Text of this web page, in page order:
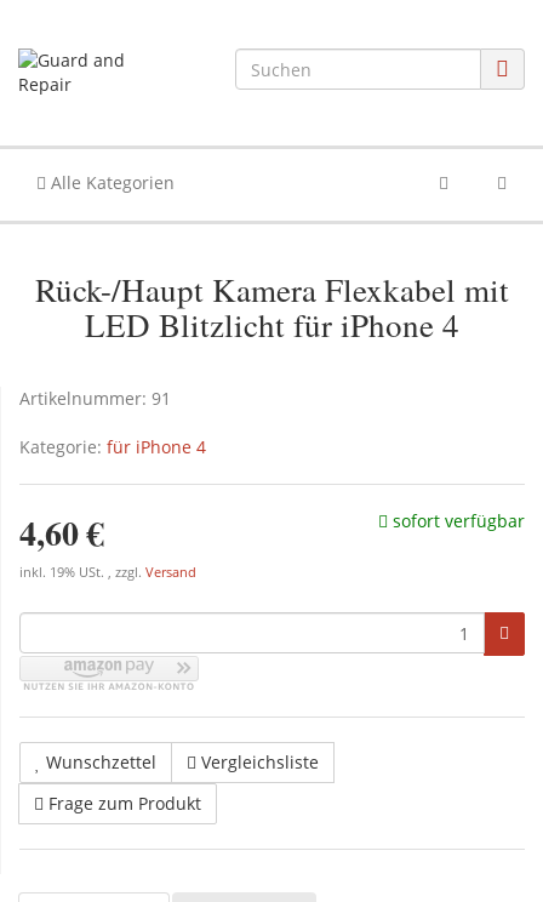
Alle Kategorien
Rück-/Haupt Kamera Flexkabel mit
LED Blitzlicht für iPhone 4
Artikelnummer: 91
Kategorie: für iPhone 4
4,60 €
inkl. 19% USt. , zzgl. Versand
sofort verfügbar
Wunschzettel
Vergleichsliste
Frage zum Produkt